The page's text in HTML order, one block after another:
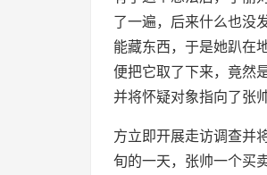
了一遍，后来什么也没
能藏东西，于是她趴在
便把它取了下来，竟然
并将怀疑对象指向了张帅
方立即开展走访调查并
旬的一天，张帅一个买